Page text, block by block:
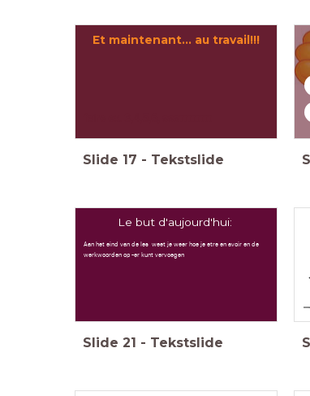
Et maintenant... au travail!!!
Slide 17 - Tekstslide
Le but d'aujourd'hui:
Aan het eind van de les weet je weer hoe je etre en avoir en de
werkwoorden op -er kunt vervoegen
Slide 21 - Tekstslide